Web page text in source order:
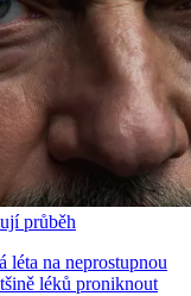
průběh
léta na neprostupnou
léků proniknout